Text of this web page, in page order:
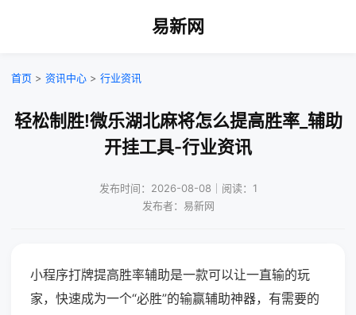
易新网
首页 > 资讯中心 > 行业资讯
轻松制胜!微乐湖北麻将怎么提高胜率_辅助
开挂工具-行业资讯
发布时间：2026-08-08｜阅读：1
发布者：易新网
小程序打牌提高胜率辅助是一款可以让一直输的玩
家，快速成为一个“必胜”的输赢辅助神器，有需要的